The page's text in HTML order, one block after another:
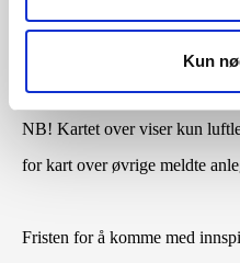
Kun
transformatorstasjon vest på
vest på Karmøy planlegges
planlagte Karmøy
NB! Kartet over viser kun
for kart over øvrige meldte
Fristen for å komme med